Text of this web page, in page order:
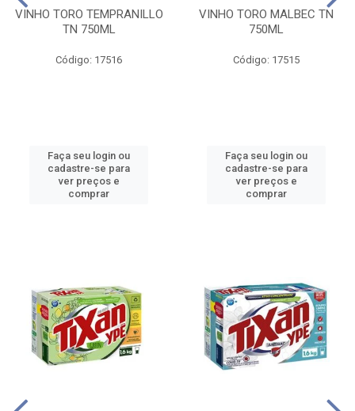
VINHO TORO TEMPRANILLO
TN 750ML
Código: 17516
Faça seu login ou
cadastre-se para
ver preços e
comprar
VINHO TORO MALBEC TN
750ML
Código: 17515
Faça seu login ou
cadastre-se para
ver preços e
comprar